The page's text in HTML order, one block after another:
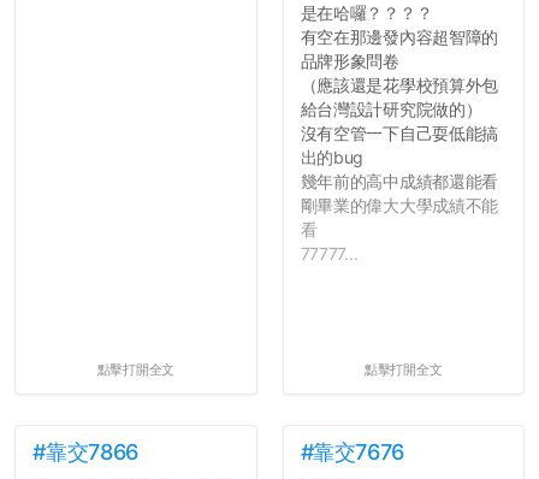
點擊打開全文
是在哈囉？？？？
有空在那邊發內容超智障的
品牌形象問卷
（應該還是花學校預算外包
給台灣設計研究院做的）
沒有空管一下自己耍低能搞
出的bug
幾年前的高中成績都還能看
剛畢業的偉大大學成績不能
看
77777...
點擊打開全文
#靠交7866 #靠交7676